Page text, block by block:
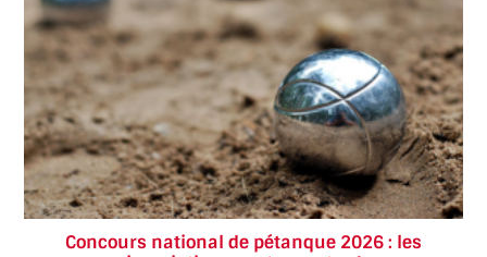
Concours national de pétanque 2026 : les